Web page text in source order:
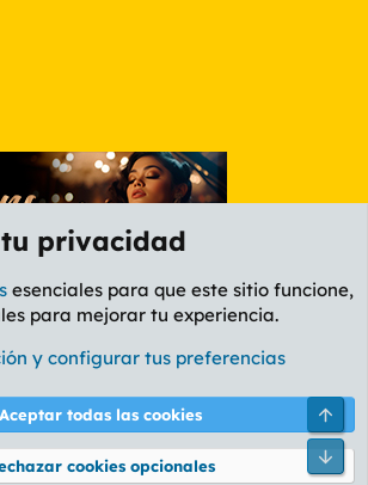
AMARILLO
y reglas Política de privacidad Ayuda
privacidad
esenciales para que este sitio funcione,
para mejorar tu experiencia.
y configurar tus preferencias
Aceptar todas las cookies
cookies opcionales
Pie